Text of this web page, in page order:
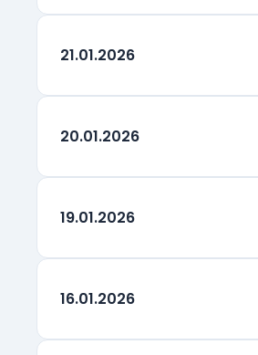
21.01.2026
20.01.2026
19.01.2026
16.01.2026